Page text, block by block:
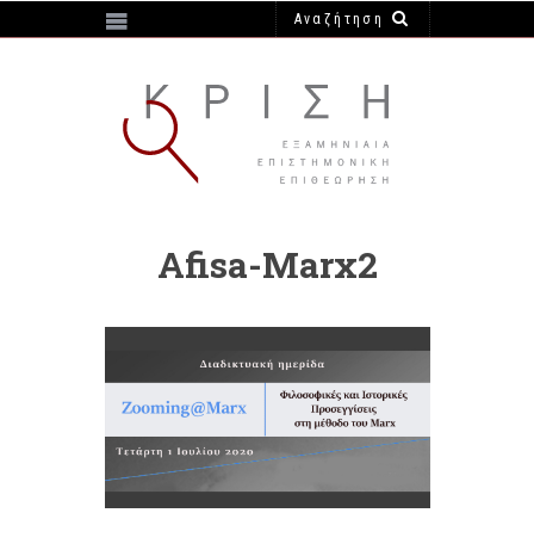
https://e-krisi.gr/wp-content/themes/krisi
Afisa-Marx2